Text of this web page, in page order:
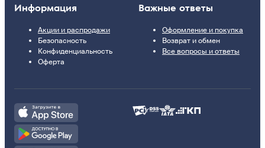
Информация
Акции и распродажи
Безопасность
Конфиденциальность
Оферта
Важные ответы
Оформление и покупка
Возврат и обмен
Все вопросы и ответы